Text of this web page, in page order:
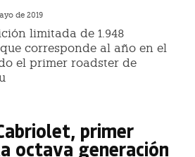
de 2019
limitada de 1.948
corresponde al año en el
el primer roadster de
primer
octava generación